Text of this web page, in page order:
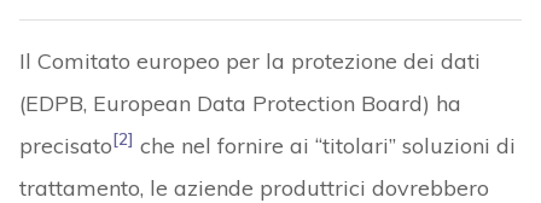
Il Comitato europeo per la protezione dei dati
(EDPB, European Data Protection Board) ha
precisato[2] che nel fornire ai “titolari” soluzioni di
trattamento, le aziende produttrici dovrebbero